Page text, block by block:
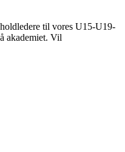
til vores U15-U19-
akademiet. Vil